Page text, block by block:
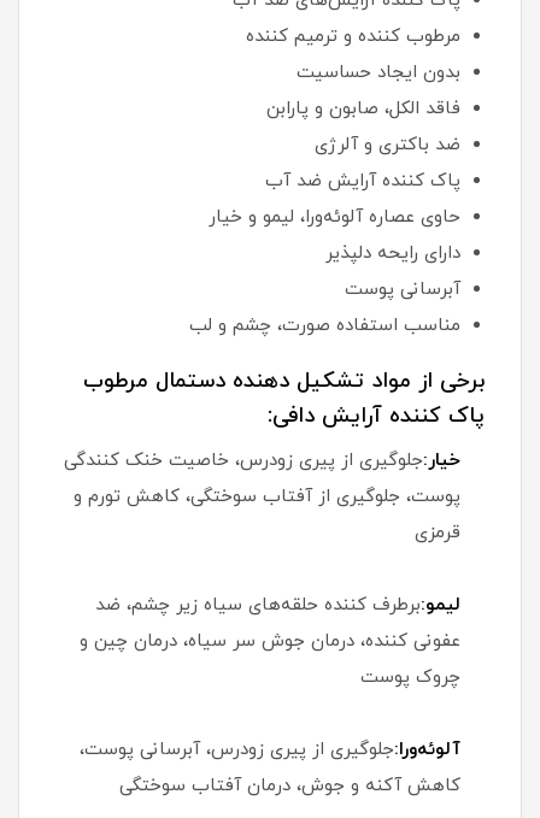
مرطوب کننده و ترمیم کننده
بدون ایجاد حساسیت
فاقد الکل، صابون و پارابن
ضد باکتری و آلرژی
پاک کننده آرایش ضد آب
حاوی عصاره آلوئه‌ورا، لیمو و خیار
دارای رایحه دلپذیر
آبرسانی پوست
مناسب استفاده صورت، چشم و لب
برخی از مواد تشکیل دهنده دستمال مرطوب
پاک کننده آرایش دافی:
خیار:جلوگیری از پیری زودرس، خاصیت خنک کنندگی
پوست، جلوگیری از آفتاب سوختگی، کاهش تورم و
قرمزی
لیمو:برطرف کننده حلقه‌های سیاه زیر چشم، ضد
عفونی کننده، درمان جوش سر سیاه، درمان چین و
چروک پوست
آلوئه‌ورا:جلوگیری از پیری زودرس، آبرسانی پوست،
کاهش آکنه و جوش، درمان آفتاب سوختگی